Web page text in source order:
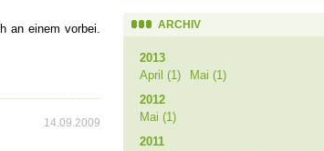
an einem vorbei.
14.09.2009
ARCHIV
2013
April (1)
Mai (1)
2012
Mai (1)
2011